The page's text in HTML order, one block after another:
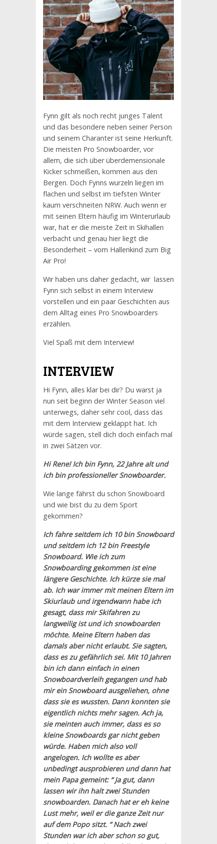
Fynn gilt als noch recht junges Talent
und das besondere neben seiner Person
und seinem Charanter ist seine Herkunft.
Die meisten Pro Snowboarder, vor
allem, die sich über überdemensionale
Kicker schmeißen, kommen aus den
Bergen. Doch Fynns wurzeln liegen im
flachen und selbst im tiefsten Winter
kaum verschneiten NRW. Auch wenn er
mit seinen Eltern häufig im Winterurlaub
war, hat er die meiste Zeit in Skihallen
verbacht und genau hier liegt die
Besonderheit – vom Hallenkind zum Big
Air Pro!
Wir haben uns daher gedacht, wir lassen
Fynn sich selbst in einem Interview
vorstellen und ein paar Geschichten aus
dem Alltag eines Pro Snowboarders
erzählen.
Viel Spaß mit dem Interview!
INTERVIEW
Hi Fynn, alles klar bei dir? Du warst ja
nun seit beginn der Winter Season viel
unterwegs, daher sehr cool, dass das
mit dem Interview geklappt hat. Ich
würde sagen, stell dich doch einfach mal
in zwei Sätzen vor.
Hi Rene! Ich bin Fynn, 22 Jahre alt und
ich bin professioneller Snowboarder.
Wie lange fährst du schon Snowboard
und wie bist du zu dem Sport
gekommen?
Ich fahre seitdem ich 10 bin Snowboard
und seitdem ich 12 bin Freestyle
Snowboard. Wie ich zum
Snowboarding gekommen ist eine
längere Geschichte. Ich kürze sie mal
ab. Ich war immer mit meinen Eltern im
Skiurlaub und irgendwann habe ich
gesagt, dass mir Skifahren zu
langweilig ist und ich snowboarden
möchte. Meine Eltern haben das
damals aber nicht erlaubt. Sie sagten,
dass es zu gefährlich sei. Mit 10 Jahren
bin ich dann einfach in einen
Snowboardverleih gegangen und hab
mir ein Snowboard ausgeliehen, ohne
dass sie es wussten. Dann konnten sie
eigentlich nichts mehr sagen. Ach ja,
sie meinten auch immer, dass es so
kleine Snowboards gar nicht geben
würde. Haben mich also voll
angelogen. Ich wollte es aber
unbedingt ausprobieren und dann hat
mein Papa gemeint: “ Ja gut, dann
lassen wir ihn halt zwei Stunden
snowboarden. Danach hat er eh keine
Lust mehr, weil er die ganze Zeit nur
auf dem Popo sitzt. “ Nach zwei
Stunden war ich aber schon so gut,